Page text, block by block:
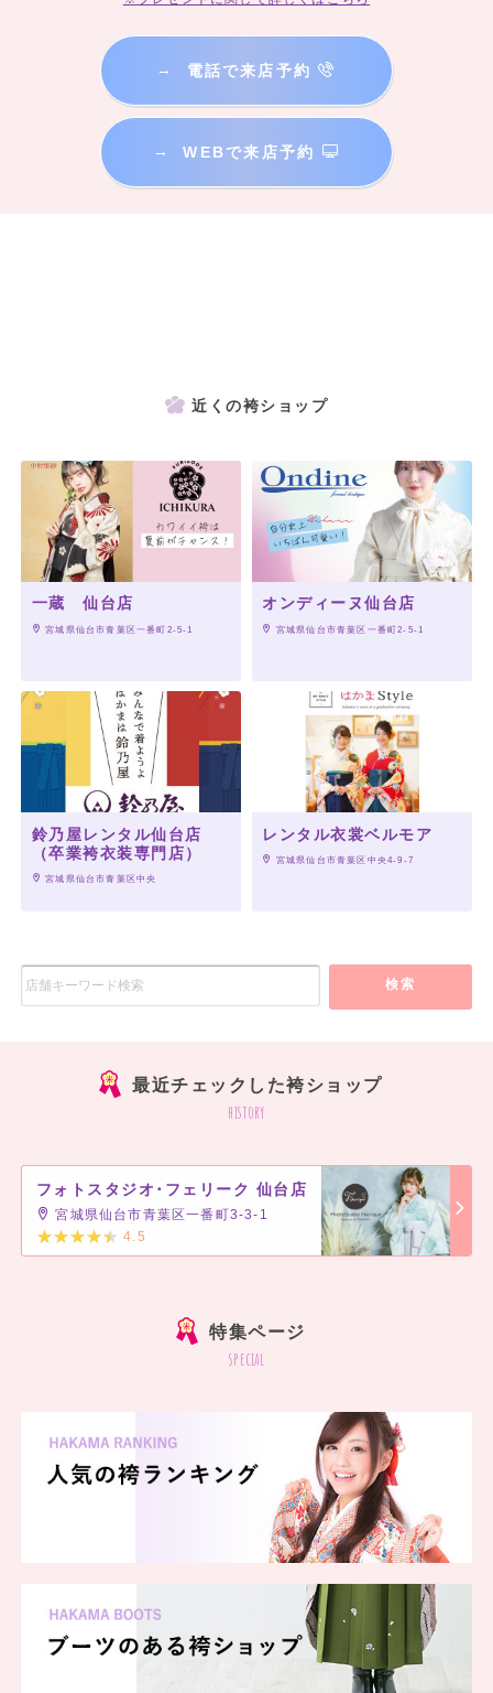
→ 電話で来店予約
→ WEBで来店予約
近くの袴ショップ
一蔵 仙台店
宮城県仙台市青葉区一番町2-5-1
オンディーヌ仙台店
宮城県仙台市青葉区一番町2-5-1
鈴乃屋レンタル仙台店
（卒業袴衣装専門店）
宮城県仙台市青葉区中央
レンタル衣裳ベルモア
宮城県仙台市青葉区中央4-9-7
検索
最近チェックした袴ショップ
history
フォトスタジオ･フェリーク 仙台店
宮城県仙台市青葉区一番町3-3-1
4.5
特集ページ
special